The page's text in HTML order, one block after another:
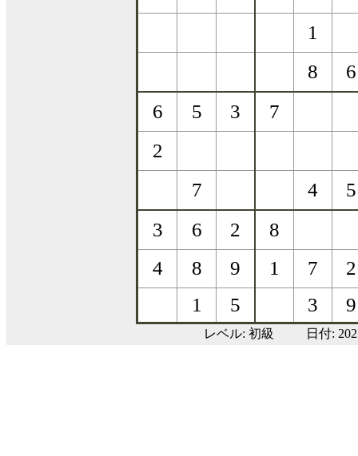
レベル: 初級 日付: